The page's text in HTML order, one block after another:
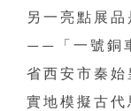
另一亮點展
——「一號銅
省西安市秦
實地模擬古